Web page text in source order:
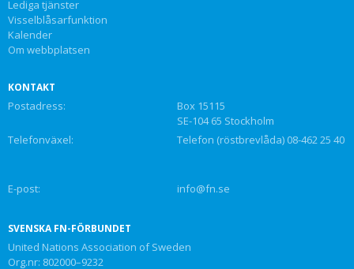
Lediga tjänster
Visselblåsarfunktion
Kalender
Om webbplatsen
KONTAKT
Postadress:
Box 15115
SE-104 65 Stockholm
Telefonväxel:
Telefon (röstbrevlåda) 08-462 25 40
E-post: info@fn.se
SVENSKA FN-FÖRBUNDET
United Nations Association of Sweden
Org.nr: 802000–9232